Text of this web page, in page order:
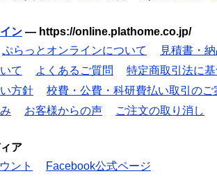
ン — https://online.plathome.co.jp/
ぷらっとオンラインについて
見積書・
て
よくあるご質問
特定商取引法に
方針
校費・公費・科研費払い取引のご
お客様からの声 ご注文の取り消し
ア
ント
Facebook公式ページ